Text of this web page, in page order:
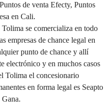
de venta Efecty, Puntos
en Cali.
se comercializa en todo
empresas de chance legal en
punto de chance y allí
electrónico y en muchos casos
Tolima el concesionario
en forma legal es Seapto